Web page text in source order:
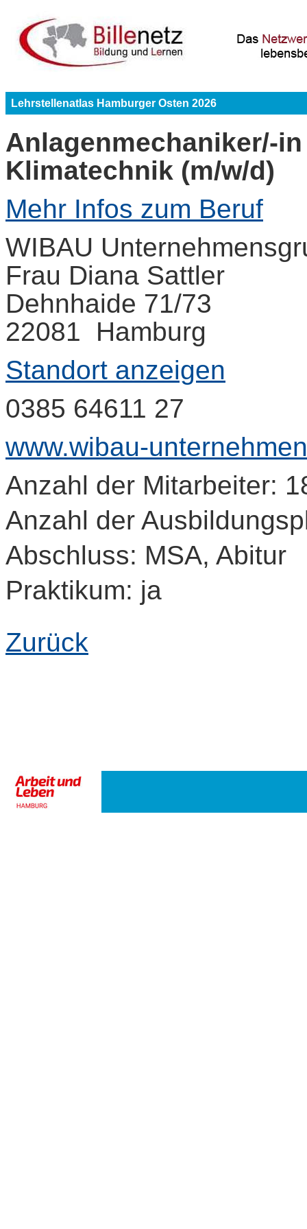
Lehrstellenatlas Hamburger Osten 2026
Anlagenmechaniker/-
Klimatechnik (m/w/d)
Mehr Infos zum Beruf
WIBAU
Frau Diana Sattler
Dehnhaide 71/73
22081 Hamburg
Standort anzeigen
0385 64611 27
www.wibau-
Anzahl der Mitarbeiter:
Anzahl der
Abschluss: MSA, Abitur
Praktikum: ja
Zurück